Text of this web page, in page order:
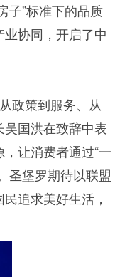
子”标准下的品质
协同，开启了中
政策到服务、从
国洪在致辞中表
让消费者通过“一
圣堡罗期待以联盟
追求美好生活，